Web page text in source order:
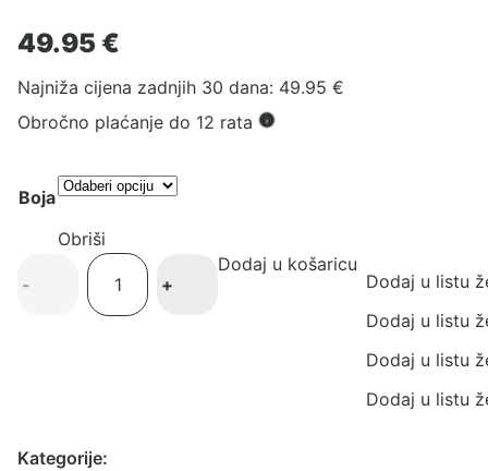
49.95 €
Najniža cijena zadnjih 30 dana: 49.95 €
Obročno plaćanje do 12 rata
Boja
Obriši
Click&Fold
- +
Dodaj u košaricu
Dodaj u listu
Dodaj u listu
Dodaj u listu
Dodaj u listu
Kategorije: